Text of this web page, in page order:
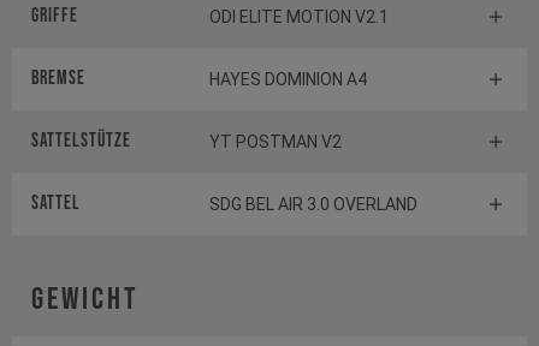
Griffe ODI ELITE MOTION V2.1
Bremse HAYES DOMINION A4
Sattelstütze YT POSTMAN V2
Sattel SDG BEL AIR 3.0 OVERLAND
Gewicht